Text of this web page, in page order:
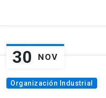
30 NOV
Organización Industrial